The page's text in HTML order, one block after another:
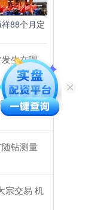
88个月定
生在哪
）2月25
钻测量
宗交易 机